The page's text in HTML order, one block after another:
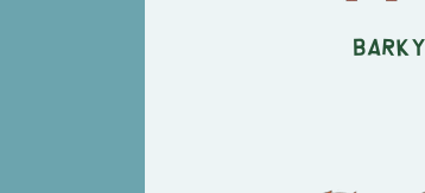
Barky